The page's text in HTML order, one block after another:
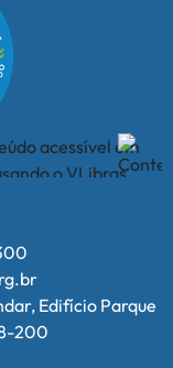
Edifício Parque
200